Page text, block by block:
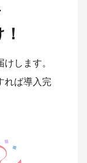
します。
れば導入完